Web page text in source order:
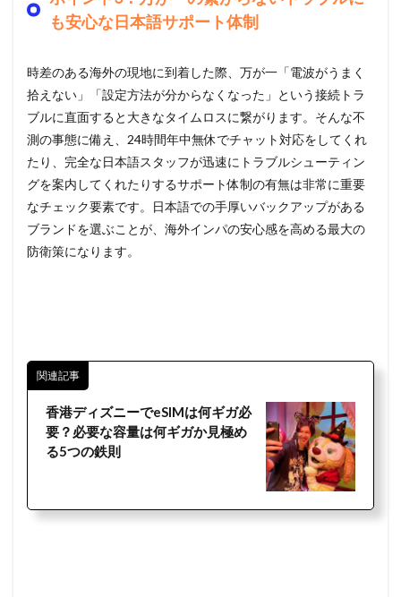
も安心な日本語サポート体制
時差のある海外の現地に到着した際、万が一「電波がうまく
拾えない」「設定方法が分からなくなった」という接続トラ
ブルに直面すると大きなタイムロスに繋がります。そんな不
測の事態に備え、24時間年中無休でチャット対応をしてくれ
たり、完全な日本語スタッフが迅速にトラブルシューティン
グを案内してくれたりするサポート体制の有無は非常に重要
なチェック要素です。日本語での手厚いバックアップがある
ブランドを選ぶことが、海外インパの安心感を高める最大の
防衛策になります。
関連記事
香港ディズニーでeSIMは何ギガ必
要？必要な容量は何ギガか見極め
る5つの鉄則